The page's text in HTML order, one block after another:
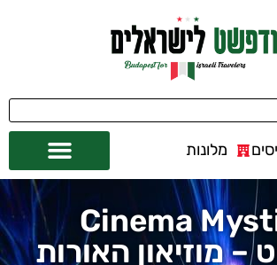
מלונות
Cinema
– מוזיאון האורות